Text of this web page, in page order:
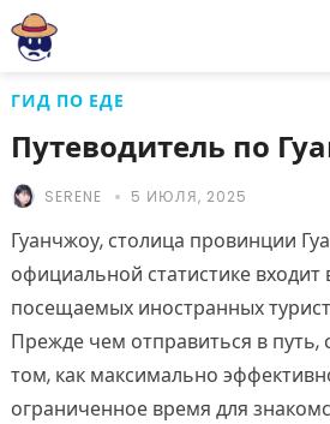
ГИД ПО ЕДЕ
Путеводитель по
SERENE 5 ИЮЛЯ, 2025
Гуанчжоу, столица провинции
официальной статистике
посещаемых иностранных
Прежде чем отправиться в путь,
том, как максимально
ограниченное время для